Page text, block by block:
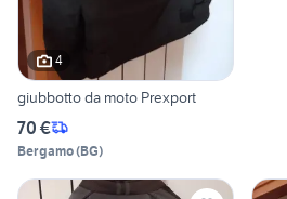
4
giubbotto da moto Prexport
70 €
Bergamo(BG)